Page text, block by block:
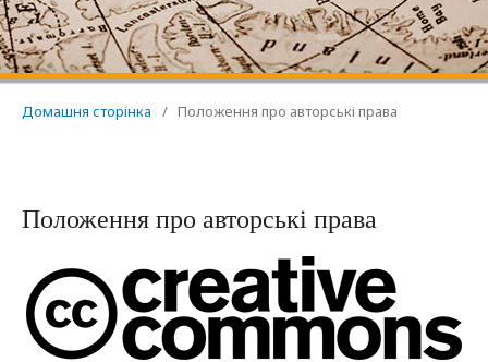
Домашня сторінка / Положення про авторські права
Положення про авторські права